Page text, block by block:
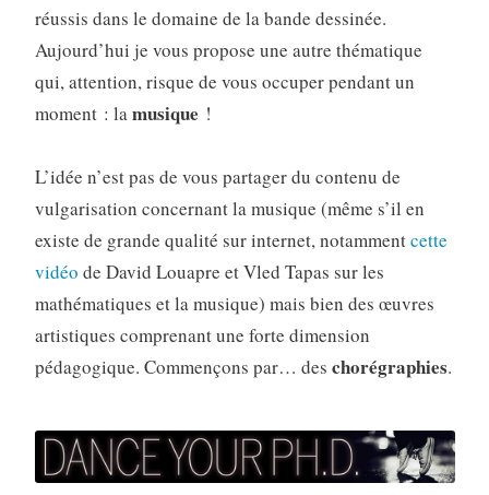
réussis dans le domaine de la bande dessinée.
Aujourd’hui je vous propose une autre thématique
qui, attention, risque de vous occuper pendant un
moment : lamusique !
L’idée n’est pas de vous partager du contenu de
vulgarisation concernant la musique (même s’il en
existe de grande qualité sur internet, notammentcette
vidéo de David Louapre et Vled Tapas sur les
mathématiques et la musique) mais bien des œuvres
artistiques comprenant une forte dimension
pédagogique. Commençons par… des chorégraphies.